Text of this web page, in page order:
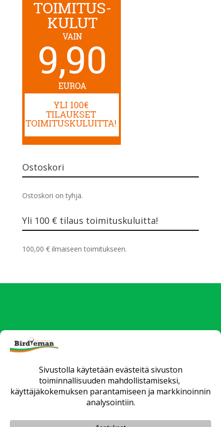
Ostoskori
Ostoskori on tyhjä.
Yli 100 € tilaus toimituskuluitta!
100,00 €ilmaiseen toimitukseen.
Uutiset Verkkokauppa
Yrityksille
Fittaus ja opetus
Huollot
Matkat
Yhteystiedot
Toimitusehdot
Tietosuojaseloste